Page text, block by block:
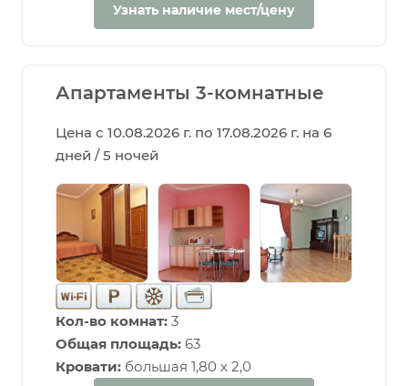
Узнать наличие мест/цену
Апартаменты 3-комнатные
Цена с 10.08.2026 г. по 17.08.2026 г. на 6
дней / 5 ночей
Кол-во комнат: 3
Общая площадь: 63
Кровати: большая 1,80 х 2,0